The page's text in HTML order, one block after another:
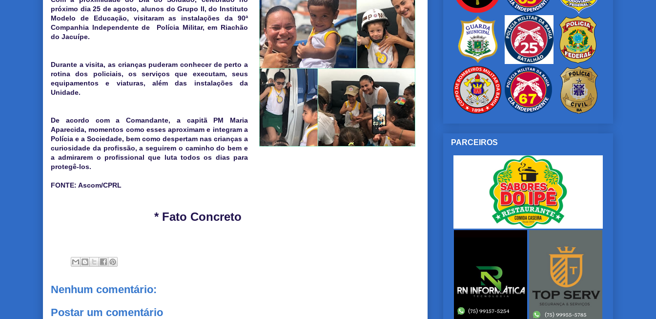
próximo dia 25 de agosto, alunos do Grupo II, do Instituto
Modelo de Educação, visitaram as instalações da 90ª
Companhia Independente de Polícia Militar, em Riachão
do Jacuípe.
Durante a visita, as crianças puderam conhecer de perto a
rotina dos policiais, os serviços que executam, seus
equipamentos e viaturas, além das instalações da
Unidade.
De acordo com a Comandante, a capitã PM Maria
Aparecida, momentos como esses aproximam e integram a
Polícia e a Sociedade, bem como despertam nas crianças a
curiosidade da profissão, a seguirem o caminho do bem e
a admirarem o profissional que luta todos os dias para
protegê-los.
FONTE: Ascom/CPRL
* Fato Concreto
Nenhum comentário:
Postar um comentário
PARCEIROS